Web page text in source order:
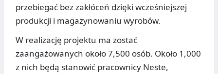
przebiegać bez zakłóceń dzięki wcześniejszej
produkcji i magazynowaniu wyrobów.
W realizację projektu ma zostać
zaangażowanych około 7,500 osób. Około 1,000
z nich będą stanowić pracownicy Neste,